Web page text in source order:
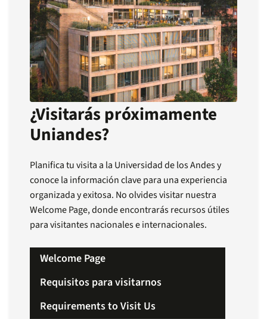
¿Visitarás próximamente
Uniandes?
Planifica tu visita a la Universidad de los Andes y
conoce la información clave para una experiencia
organizada y exitosa. No olvides visitar nuestra
Welcome Page, donde encontrarás recursos útiles
para visitantes nacionales e internacionales.
Welcome Page
Requisitos para visitarnos
Requirements to Visit Us